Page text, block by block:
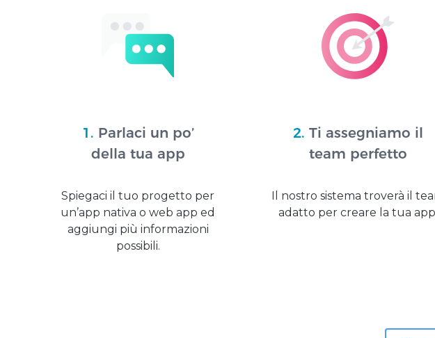
1. Parlaci un po’
della tua app
Spiegaci il tuo progetto per
un’app nativa o web app ed
aggiungi più informazioni
possibili.
2. Ti assegniamo il
team perfetto
Il nostro sistema troverà il
adatto per creare la tua